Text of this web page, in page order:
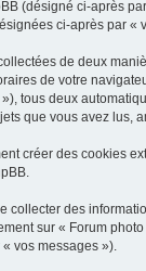
(désigné ci-après
ci-après par «
de deux
de votre
tous deux
que vous avez lus,
créer des cookies
collecter des
sur « Forum
vos messages »).